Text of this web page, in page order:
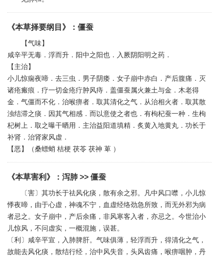
《本草择要纲目》 ： 僵蚕
【气味】
咸辛平无毒．浮而升．阳中之阳也．入厥阴阳明之药．
【主治】
小儿惊痫夜啼．去三虫．男子阴痿．女子崩中赤白．产后腹痛．灭
诸疮瘢痕．疗一切金疮疔肿风痔．盖僵蚕属火兼土与金．木老得
金．气僵而不化．治喉痹者．取其清化之气．从治相火者．取其散
浊结滞之痰．因其气相感．而以意使之者也．有枸杞蚕一种．生枸
杞树上．取之曝干晒用．主治益阳道填精．炙黄入地黄丸．功长于
补肾．治肾家风虚．
【恶】（桑螵蛸 桔梗 茯苓 茯神 萆 ）
《本草害利》 ： 泻肺 >> 僵蚕
〔害〕其功长于祛风化痰，散有余之邪。凡中风口噤，小儿惊
悸夜啼，由于心虚，神魂不宁，血虚经络劲急所致，而无外邪为病
者忌之。女子崩中，产后余痛，非风寒客入者，亦忌之。今世治小
儿惊风，不问虚实，一概混施，误甚。
〔利〕咸辛平宣，入肺脾肝。气味俱薄，轻浮而升，得清化之气，
故能去风化痰，散结行经，治中风失音，头风齿痛，喉痹咽肿，丹